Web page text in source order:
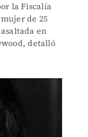
la Fiscalía
de 25
en
detalló